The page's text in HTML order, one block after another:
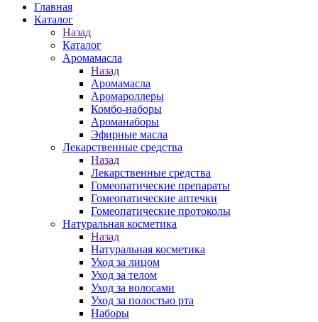
Главная
Каталог
Назад
Каталог
Аромамасла
Назад
Аромамасла
Аромароллеры
Комбо-наборы
Ароманаборы
Эфирные масла
Лекарственные средства
Назад
Лекарственные средства
Гомеопатические препараты
Гомеопатические аптечки
Гомеопатические протоколы
Натуральная косметика
Назад
Натуральная косметика
Уход за лицом
Уход за телом
Уход за волосами
Уход за полостью рта
Наборы